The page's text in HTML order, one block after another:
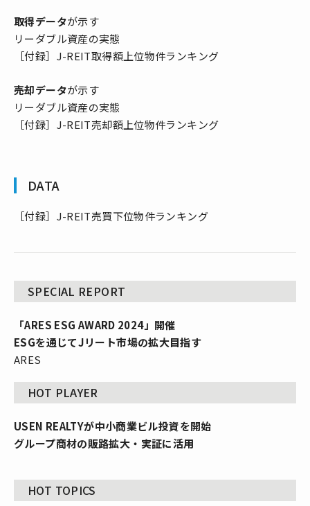
取得データが示す
リーダブル資産の実態
［付録］J-REIT取得額上位物件ランキング
売却データが示す
リーダブル資産の実態
［付録］J-REIT売却額上位物件ランキング
DATA
［付録］J-REIT売買下位物件ランキング
SPECIAL REPORT
「ARES ESG AWARD 2024」開催
ESGを通じてJリート市場の拡大目指す
ARES
HOT PLAYER
USEN REALTYが中小商業ビル投資を開始
グループ商材の販路拡大・実証に活用
HOT TOPICS